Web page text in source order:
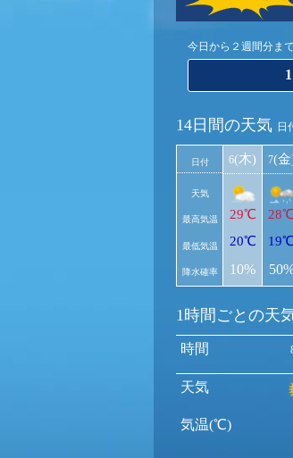
今日から２週間分ま
14日間の天気 日
日付
天気
最高気温
最低気温
降水確率
6(木)
29℃
20℃
10%
7(
28℃
19℃
1時間ごとの天
時間
天気
気温(℃)